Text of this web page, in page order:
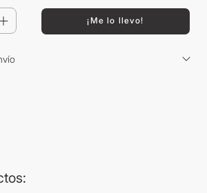
¡Me lo llevo!